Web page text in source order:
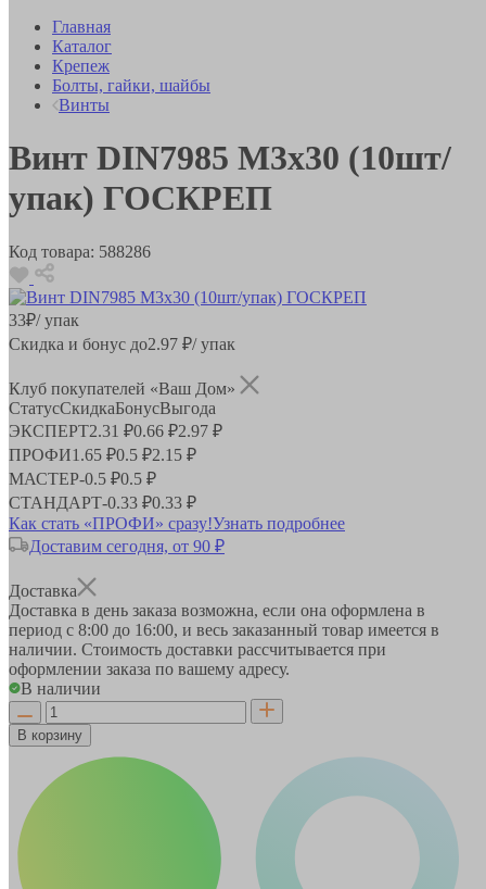
Главная
Каталог
Крепеж
Болты, гайки, шайбы
Винты
Винт DIN7985 М3х30 (10шт/
упак) ГОСКРЕП
Код товара: 588286
33₽/ упак
Скидка и бонус до2.97 ₽/ упак
Клуб покупателей «Ваш Дом»
СтатусСкидкаБонусВыгода
ЭКСПЕРТ2.31 ₽0.66 ₽2.97 ₽
ПРОФИ1.65 ₽0.5 ₽2.15 ₽
МАСТЕР-0.5 ₽0.5 ₽
СТАНДАРТ-0.33 ₽0.33 ₽
Как стать «ПРОФИ» сразу!Узнать подробнее
Доставим сегодня, от 90 ₽
Доставка
Доставка в день заказа возможна, если она оформлена в
период с 8:00 до 16:00, и весь заказанный товар имеется в
наличии. Стоимость доставки рассчитывается при
оформлении заказа по вашему адресу.
В наличии
В корзину